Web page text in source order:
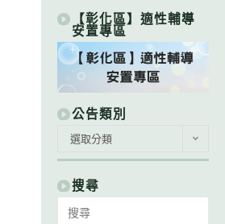
【彰化區】適性輔導
安置專區
公告類別
類
別
選取分類
搜尋
for: